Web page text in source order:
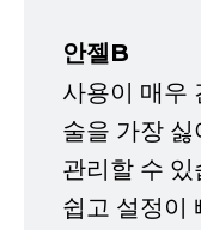
안젤B
사용이 매우
술을 가장
관리할 수
쉽고 설정이